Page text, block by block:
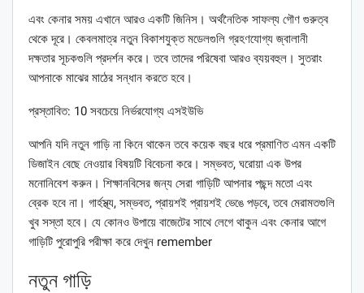
এবং কেনার সময় এখানে আরও একটি জিনিস। অর্থনৈতিক সাফল্য গৌণ গুরুত্ব
থেকে দূরে। কেবলমাত্র নতুন বিকাশযুক্ত মডেলগুলি গ্রহণযোগ্য জ্বালানী
দক্ষতার সূচকগুলি প্রদর্শন করে। তবে তাদের পরিষেবা আরও ব্যয়বহুল। সুতরাং
আপনাকে মাঝের মাঠের সন্ধান করতে হবে।
প্রস্তাবিত: 10 সবচেয়ে নির্ভরযোগ্য এসইউভি
আপনি যদি নতুন গাড়ি না কিনে থাকেন তবে কয়েক বছর ধরে প্রমাণিত এমন একটি
ডিজাইন বেছে নেওয়ার বিষয়টি বিবেচনা করে। সম্ভবত, ঘরোয়া এক উপর
মনোনিবেশ করুন। শিক্ষানবিসের জন্য সেরা গাড়িটি আপনার পছন্দ মতো এবং
ব্রেক হবে না। গার্হস্থ্য, সম্ভবত, প্রায়শই প্রায়শই ভেঙে পড়বে, তবে মেরামতগুলি
খুব সস্তা হবে। যে কোনও উপায়ে বাজেটের সাথে লেগে থাকুন এবং কেনার আগে
গাড়িটি পুরোপুরি পরীক্ষা করে দেখুন remember
নতুন গাড়ি